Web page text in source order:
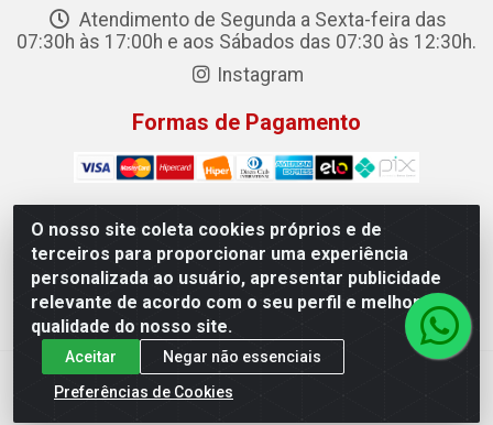
O nosso site coleta cookies próprios e de
terceiros para proporcionar uma experiência
personalizada ao usuário, apresentar publicidade
relevante de acordo com o seu perfil e melhorar a
qualidade do nosso site.
Aceitar
Negar não essenciais
Preferências de Cookies
Atendimento de Segunda a Sexta-feira das
07:30h às 17:00h e aos Sábados das 07:30 às 12:30h.
Instagram
Formas de Pagamento
Machado Carnes Distribuidora de Alimentos LTDA -
Logradouro: Avenida Candido Aleixo, 148 - Centro - Oeiras/PI
- CEP 64.500-000 - 31.391.008/0001-50